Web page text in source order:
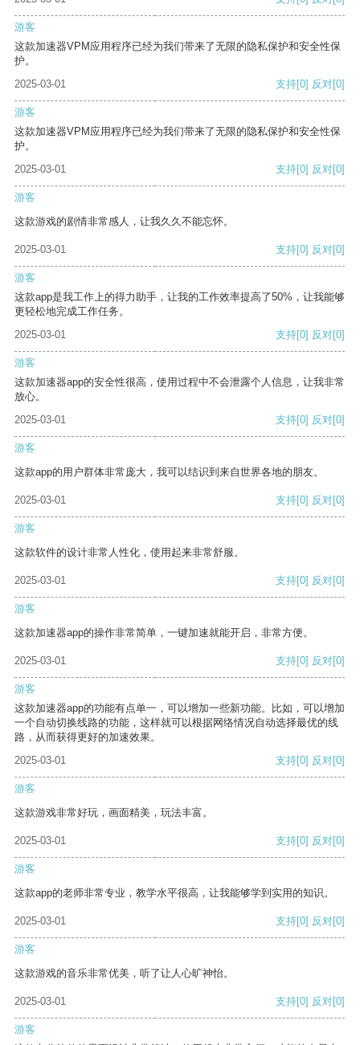
游客
这款加速器VPM应用程序已经为我们带来了无限的隐私保护和安全性保
护。
2025-03-01
支持[0] 反对[0]
游客
这款加速器VPM应用程序已经为我们带来了无限的隐私保护和安全性保
护。
2025-03-01
支持[0] 反对[0]
游客
这款游戏的剧情非常感人，让我久久不能忘怀。
2025-03-01 支持[0] 反对[0]
游客
这款app是我工作上的得力助手，让我的工作效率提高了50%，让我能够
更轻松地完成工作任务。
2025-03-01
支持[0] 反对[0]
游客
这款加速器app的安全性很高，使用过程中不会泄露个人信息，让我非常
放心。
2025-03-01
支持[0] 反对[0]
游客
这款app的用户群体非常庞大，我可以结识到来自世界各地的朋友。
2025-03-01 支持[0] 反对[0]
游客
这款软件的设计非常人性化，使用起来非常舒服。
2025-03-01 支持[0] 反对[0]
游客
这款加速器app的操作非常简单，一键加速就能开启，非常方便。
2025-03-01 支持[0] 反对[0]
游客
这款加速器app的功能有点单一，可以增加一些新功能。比如，可以增加
一个自动切换线路的功能，这样就可以根据网络情况自动选择最优的线
路，从而获得更好的加速效果。
2025-03-01
支持[0] 反对[0]
游客
这款游戏非常好玩，画面精美，玩法丰富。
2025-03-01 支持[0] 反对[0]
游客
这款app的老师非常专业，教学水平很高，让我能够学到实用的知识。
2025-03-01 支持[0] 反对[0]
游客
这款游戏的音乐非常优美，听了让人心旷神怡。
2025-03-01 支持[0] 反对[0]
游客